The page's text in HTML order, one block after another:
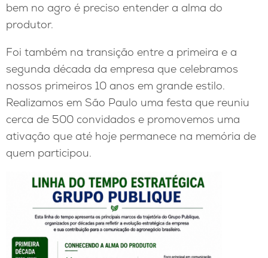
bem no agro é preciso entender a alma do
produtor.
Foi também na transição entre a primeira e a
segunda década da empresa que celebramos
nossos primeiros 10 anos em grande estilo.
Realizamos em São Paulo uma festa que reuniu
cerca de 500 convidados e promovemos uma
ativação que até hoje permanece na memória de
quem participou.